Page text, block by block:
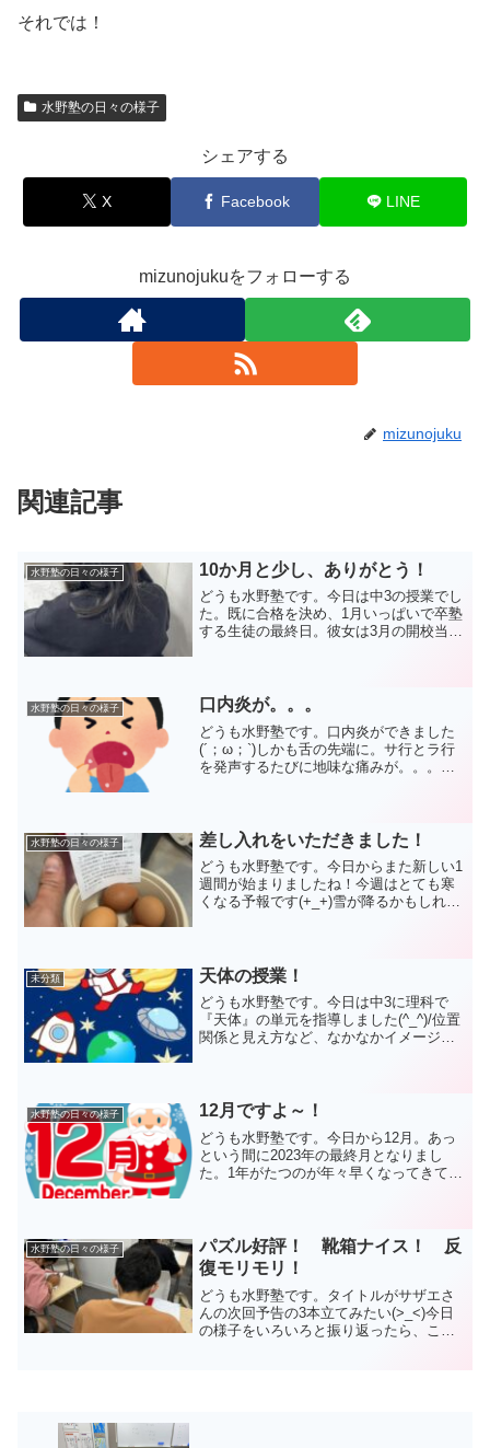
それでは！
水野塾の日々の様子
シェアする
X Facebook LINE
mizunojukuをフォローする
mizunojuku
関連記事
水野塾の日々の様子 10か月と少し、ありがとう！
どうも水野塾です。今日は中3の授業でし
た。既に合格を決め、1月いっぱいで卒塾
する生徒の最終日。彼女は3月の開校当初
おさまらな...
水野塾の日々の様子 口内炎が。。。
どうも水野塾です。口内炎ができました
(´；ω；`)しかも舌の先端に。サ行とラ行
を発声するたびに地味な痛みが。。。食
うと思います。たぶん...
水野塾の日々の様子 差し入れをいただきました！
どうも水野塾です。今日からまた新しい1
週間が始まりましたね！今週はとても寒
くなる予報です(+_+)雪が降るかもしれな
試が控えています...
未分類 天体の授業！
どうも水野塾です。今日は中3に理科で
『天体』の単元を指導しました(^_^)/位置
関係と見え方など、なかなかイメージす
起こる、楽しい展開...
水野塾の日々の様子 12月ですよ～！
どうも水野塾です。今日から12月。あっ
という間に2023年の最終月となりまし
た。1年がたつのが年々早くなってきてい
りの1か月も...
水野塾の日々の様子
パズル好評！ 靴箱ナイス！ 反
復モリモリ！
どうも水野塾です。タイトルがサザエさ
んの次回予告の3本立てみたい(>_<)今日
の様子をいろいろと振り返ったら、こん